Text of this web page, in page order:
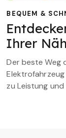
BEQUEM &
Ihrer
Der beste Weg
zu Leistung